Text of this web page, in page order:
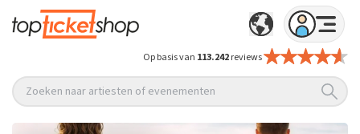
Op basis van 113.242reviews
Zoeken naar artiesten of evenementen